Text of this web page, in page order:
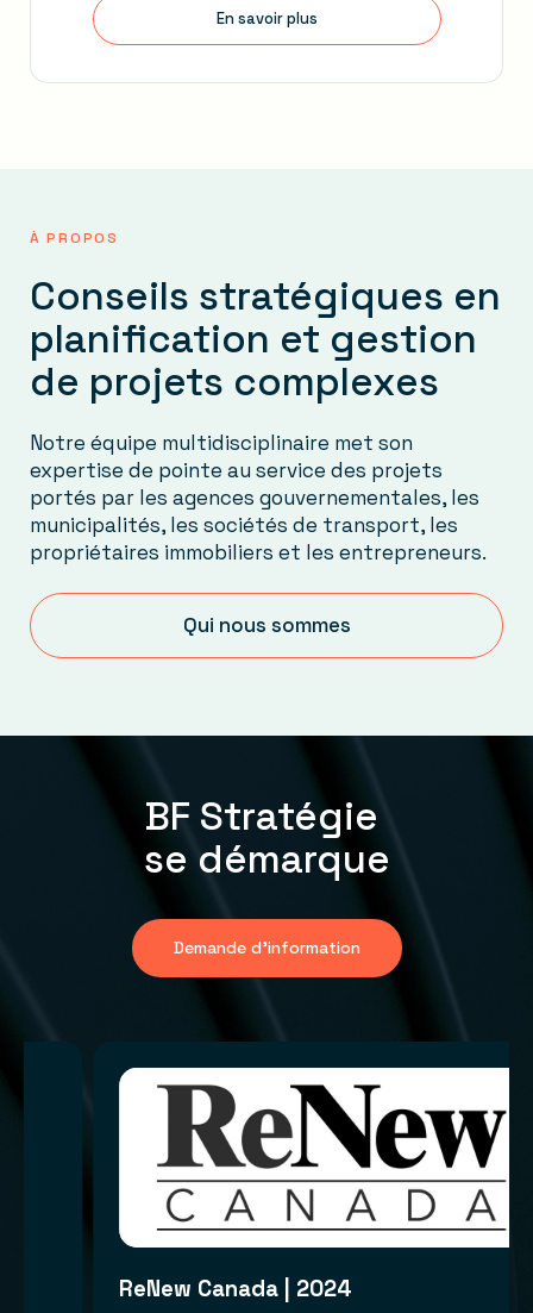
En savoir plus
À PROPOS
Conseils stratégiques en
planification et gestion
de projets complexes
Notre équipe multidisciplinaire met son
expertise de pointe au service des projets
portés par les agences gouvernementales, les
municipalités, les sociétés de transport, les
propriétaires immobiliers et les entrepreneurs.
Qui nous sommes
BF Stratégie
se démarque
Demande d'information
ReNew Canada | 2024